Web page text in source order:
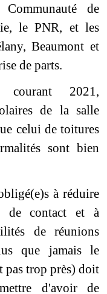
de
le PNR, et les
Beaumont et
de parts.
courant 2021,
de la salle
celui de toitures
sont bien
à réduire
de contact et à
de réunions
que jamais le
pas trop près) doit
d'avoir de